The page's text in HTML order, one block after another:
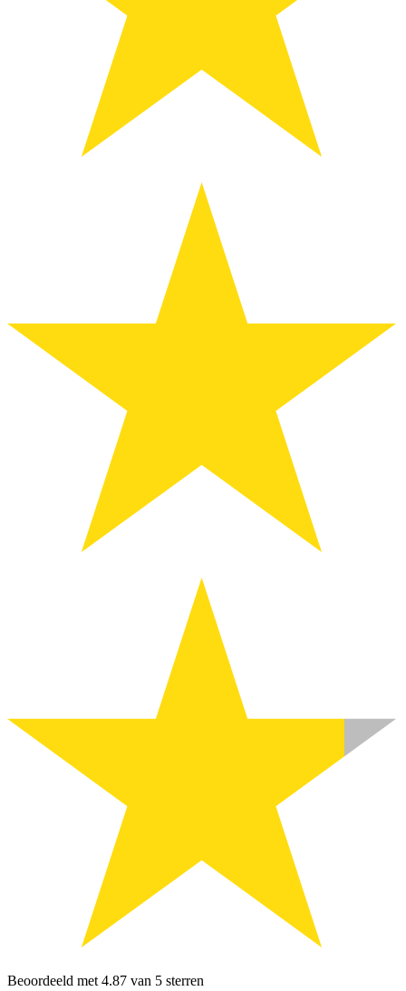
Beoordeeld met 4.87 van 5 sterren